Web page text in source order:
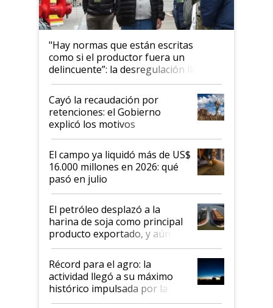
"Hay normas que están escritas
como si el productor fuera un
delincuente”: la desregulación llegó
al Congreso Aapresid y hasta se
habló del financiamiento al IPCVA
Cayó la recaudación por
retenciones: el Gobierno
explicó los motivos
El campo ya liquidó más de US$
16.000 millones en 2026: qué
pasó en julio
El petróleo desplazó a la
harina de soja como principal
producto exportado, y aún así
el agro aportó casi seis de cada
diez dólares y sostuvo el
liderazgo en un semestre
récord
Récord para el agro: la
actividad llegó a su máximo
histórico impulsada por la
cosecha y las exportaciones